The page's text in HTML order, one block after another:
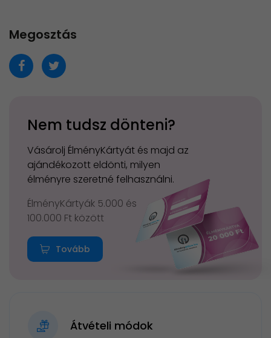
Megosztás
Nem tudsz dönteni?
Vásárolj ÉlményKártyát és majd az
ajándékozott eldönti, milyen
élményre szeretné felhasználni.
ÉlményKártyák 5.000 és
100.000 Ft között
Tovább
Átvételi módok